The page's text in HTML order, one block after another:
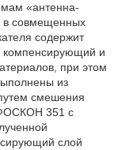
«антенна-
в совмещенных
содержит
компенсирующий и
при этом
из
смешения
351 с
слой